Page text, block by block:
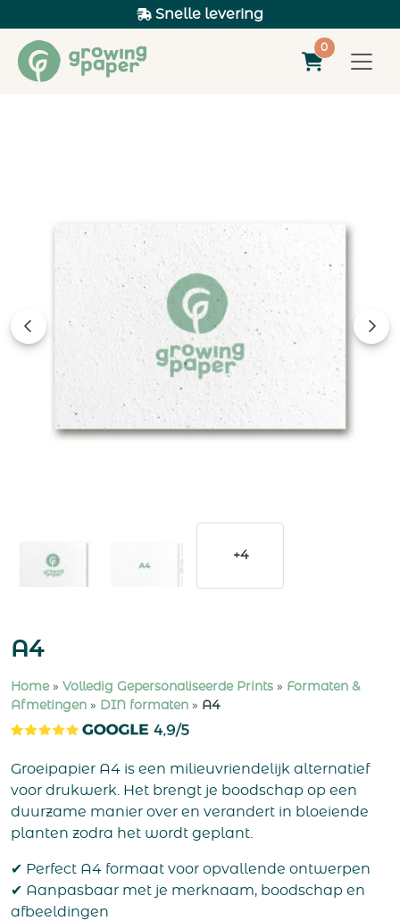
Snelle levering
0
+4
A4
Home» Volledig Gepersonaliseerde Prints » Formaten &
Afmetingen » DIN formaten » A4
Groeipapier A4 is een milieuvriendelijk alternatief
voor drukwerk. Het brengt je boodschap op een
duurzame manier over en verandert in bloeiende
planten zodra het wordt geplant.
✔ Perfect A4 formaat voor opvallende ontwerpen
✔ Aanpasbaar met je merknaam, boodschap en
afbeeldingen